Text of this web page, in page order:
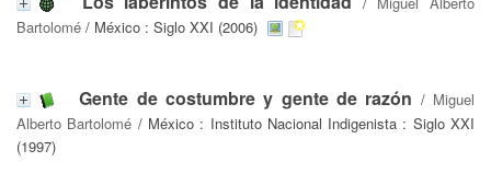
Bartolomé / México : Siglo XXI (2006)
Gente de costumbre y gente de razón / Miguel
Alberto Bartolomé / México : Instituto Nacional Indigenista : Siglo XXI
(1997)